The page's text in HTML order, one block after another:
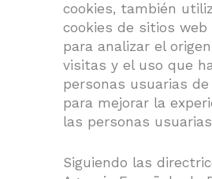
cookies, también
cookies de sitios
para analizar el
visitas y el uso que
personas usuarias de
para mejorar la
las personas
Siguiendo las